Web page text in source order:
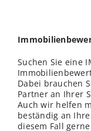
Suchen Sie eine
Dabei brauchen
Partner an Ihrer
Auch wir helfen
beständig an
diesem Fall